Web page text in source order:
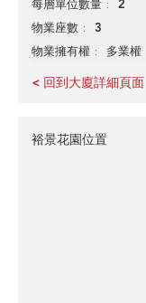
每層單位數量 2
物業座數 3
物業擁有權 多業權
< 回到大廈詳細頁面
裕景花園位置